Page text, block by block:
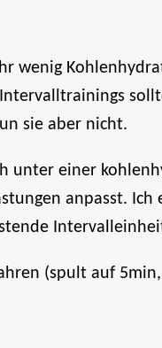
wenig
sie aber nicht.
unter einer
anpasst.
(spult auf